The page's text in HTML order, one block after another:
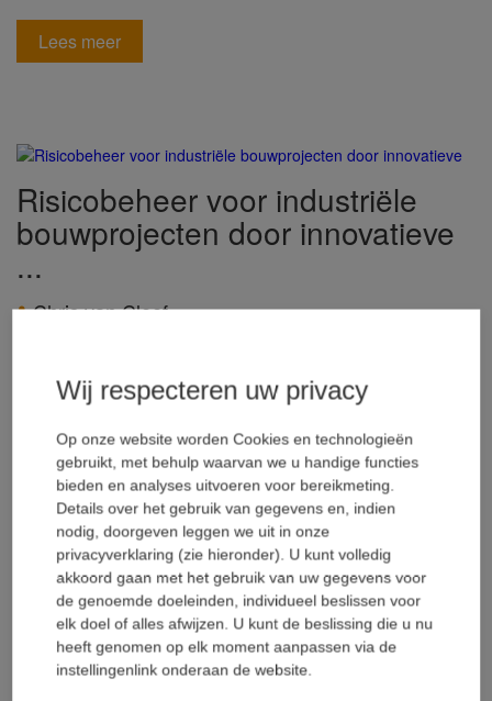
Lees meer
Risicobeheer voor industriële
bouwprojecten door innovatieve
...
Chris van Cleef
Doeltreffende manieren om kosten te besparen
Lees meer
Wij respecteren uw privacy
Op onze website worden Cookies en technologieën
gebruikt, met behulp waarvan we u handige functies
bieden en analyses uitvoeren voor bereikmeting.
Details over het gebruik van gegevens en, indien
nodig, doorgeven leggen we uit in onze
privacyverklaring (zie hieronder). U kunt volledig
akkoord gaan met het gebruik van uw gegevens voor
de genoemde doeleinden, individueel beslissen voor
elk doel of alles afwijzen. U kunt de beslissing die u nu
heeft genomen op elk moment aanpassen via de
instellingenlink onderaan de website.